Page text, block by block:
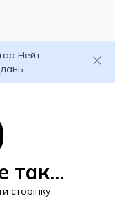
Нейт
так...
сторінку.